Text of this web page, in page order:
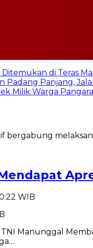
Ditemukan di Teras
Padang Panjang,
Milik Warga
WIB
Manunggal